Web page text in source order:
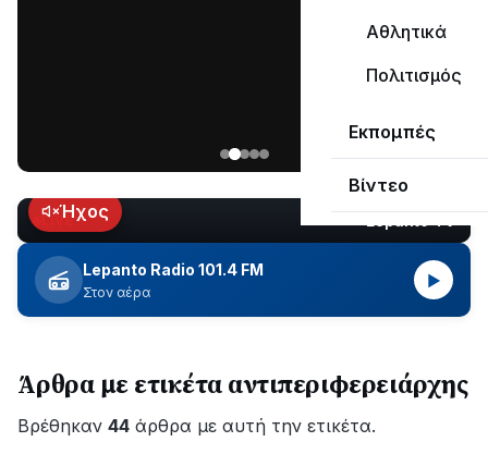
Αθλητικά
Πολιτισμός
Εκπομπές
Βίντεο
Κωτσανά
για
τα
μεγάλα
έργα
LIVEΉχος
Lepanto Radio 101.4 FM
Στον αέρα
▶
Άρθρα με ετικέτα αντιπεριφερειάρχης
Βρέθηκαν 44 άρθρα με αυτή την ετικέτα.